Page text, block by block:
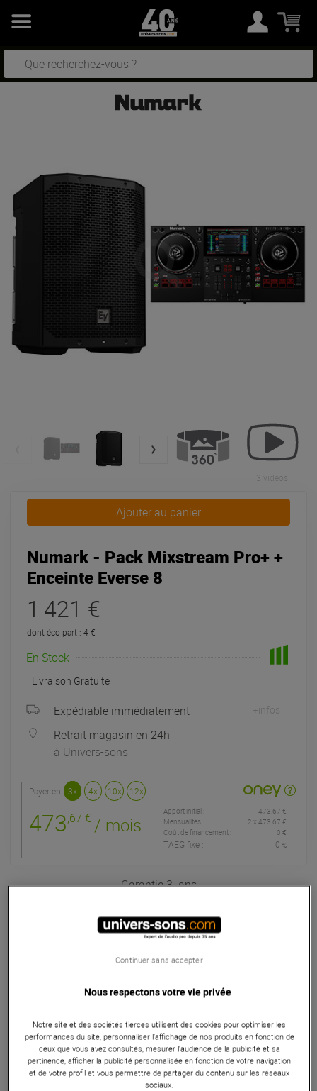
3 vidéos
Ajouter au panier
Numark - Pack Mixstream Pro+ +
Enceinte Everse 8
1 421 €
dont éco-part : 4 €
En Stock
Livraison Gratuite
Expédiable immédiatement +infos
Retrait magasin en 24h
à Univers-sons
Payer en 3x 4x 10x 12x
473,67 € / mois
Apport initial :
473.67 €
Mensualités :
2 x 473.67 €
Coût de financement :
0 €
TAEG fixe : 0 %
Garantie3 ans
Pack Numark Mixstream Pro + Everse 8 : contrôleur DJ
l’enceinte portable Electro-Voice Everse 8 sur batterie.
ARTICLE N° 110516
Nous respectons votre vie privée
Notre site et des sociétés tierces utilisent des cookies pour optimiser les
performances du site, personnaliser l’affichage de nos produits en fonction de
ceux que vous avez consultés, mesurer l'audience de la publicité et sa
pertinence, afficher la publicité personnalisée en fonction de votre navigation
et de votre profil et vous permettre de partager du contenu sur les réseaux
sociaux.
Continuer sans accepter